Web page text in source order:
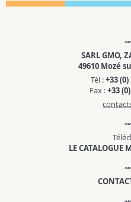
SARL GMO,
49610 Mozé
Tél :+33 (0)
Fax :+33
LE CATALOGUE